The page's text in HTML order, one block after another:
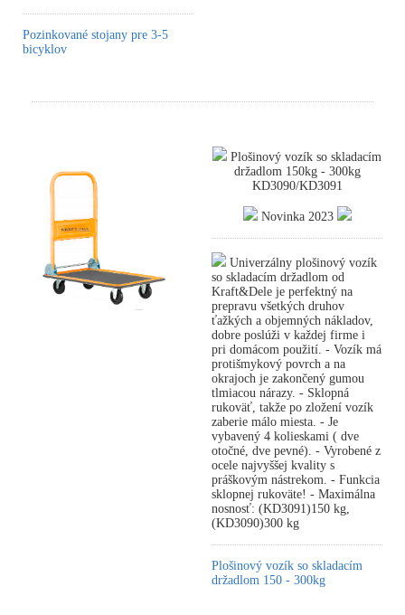
Pozinkované stojany pre 3-5
bicyklov
Plošinový vozík so skladacím
držadlom 150kg - 300kg
KD3090/KD3091
Novinka 2023
Univerzálny plošinový vozík
so skladacím držadlom od
Kraft&Dele je perfektný na
prepravu všetkých druhov
ťažkých a objemných nákladov,
dobre poslúži v každej firme i
pri domácom použití. - Vozík má
protišmykový povrch a na
okrajoch je zakončený gumou
tlmiacou nárazy. - Sklopná
rukoväť, takže po zložení vozík
zaberie málo miesta. - Je
vybavený 4 kolieskami ( dve
otočné, dve pevné). - Vyrobené z
ocele najvyššej kvality s
práškovým nástrekom. - Funkcia
sklopnej rukoväte! - Maximálna
nosnosť: (KD3091)150 kg,
(KD3090)300 kg
Plošinový vozík so skladacím
držadlom 150 - 300kg